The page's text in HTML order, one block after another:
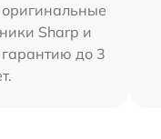
Sharp и
гарантию до 3